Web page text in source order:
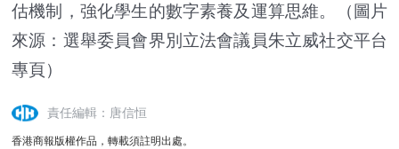
估機制，強化學生的數字素養及運算思維。（圖片
來源： 選舉委員會界別立法會議員朱立威社交平台
專頁）
責任編輯：唐信恒
香港商報版權作品，轉載須註明出處。